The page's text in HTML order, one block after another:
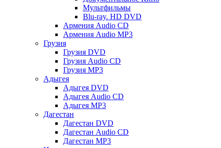
Мультфильмы
Blu-ray. HD DVD
Армения Audio CD
Армения Audio MP3
Грузия
Грузия DVD
Грузия Audio CD
Грузия MP3
Адыгея
Адыгея DVD
Адыгея Audio CD
Адыгея MP3
Дагестан
Дагестан DVD
Дагестан Audio CD
Дагестан MP3